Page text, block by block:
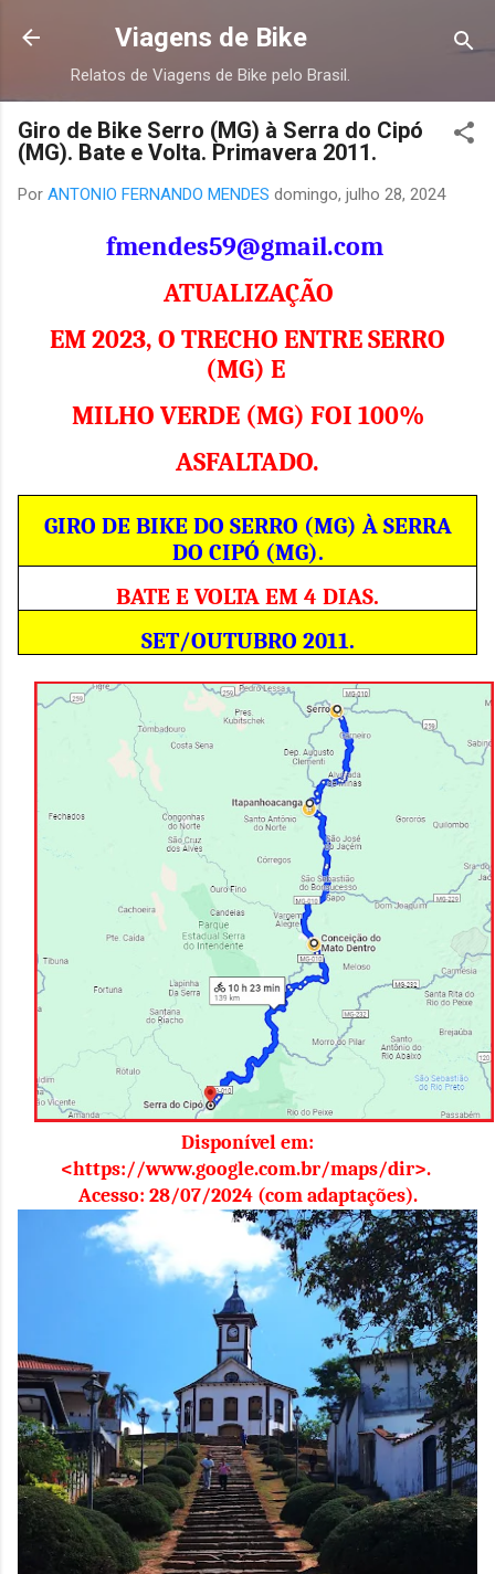
Pular para o conteúdo principal
Viagens de Bike
Relatos de Viagens de Bike pelo Brasil.
Giro de Bike Serro (MG) à Serra do Cipó
(MG). Bate e Volta. Primavera 2011.
Por ANTONIO FERNANDO MENDES domingo, julho 28, 2024
fmendes59@gmail.com
ATUALIZAÇÃO
EM 2023, O TRECHO ENTRE SERRO
(MG) E
MILHO VERDE (MG) FOI 100%
ASFALTADO.
GIRO DE BIKE DO SERRO (MG) À SERRA
DO CIPÓ (MG).
BATE E VOLTA EM 4 DIAS.
SET/OUTUBRO 2011.
Disponível em:
<https://www.google.com.br/maps/dir>.
Acesso: 28/07/2024 (com adaptações).